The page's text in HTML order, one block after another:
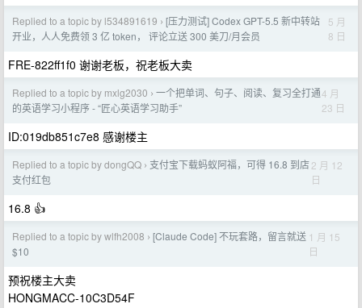
Replied to a topic by l534891619 › [压力测试] Codex GPT-5.5 新中转站
开业，人人免费领 3 亿 token， 评论立送 300 美刀/月会员
5 月
8 日
FRE-822ff1f0 谢谢老板，祝老板大卖
Replied to a topic by mxlg2030 › 一个把单词、句子、阅读、复习全打通
的英语学习小程序 - “匠心英语学习助手”
4 月
23 日
ID:019db851c7e8 感谢楼主
Replied to a topic by dongQQ › 支付宝下载蚂蚁阿福，可得 16.8 到店
支付红包
2 月 12
日
16.8 👍
Replied to a topic by wlfh2008 › [Claude Code] 不玩套路，留言就送
$10
1 月 15
日
预祝楼主大卖
HONGMACC-10C3D54F